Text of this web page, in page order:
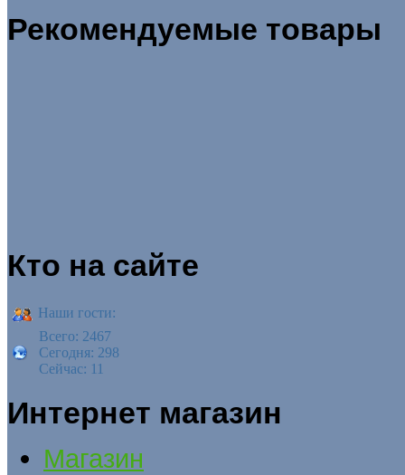
Рекомендуемые товары
Кто на сайте
Наши гости:
Всего: 2467
Сегодня: 298
Сейчас: 11
Интернет магазин
Магазин